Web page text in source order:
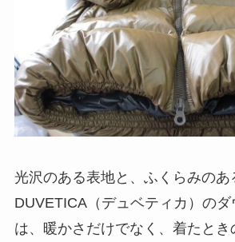
光沢のある表地と、ふくらみのあ
DUVETICA（デュベティカ）のダ
は、暖かさだけでなく、着たとき